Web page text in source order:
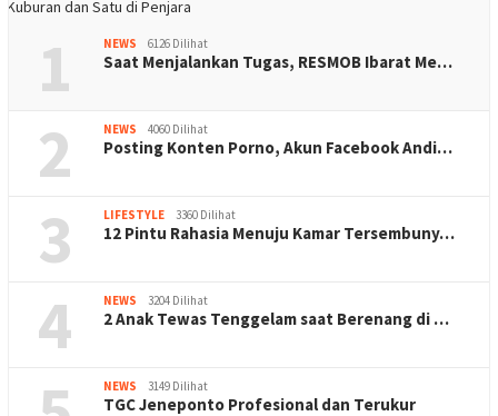
1 NEWS 6126 Dilihat
Saat Menjalankan Tugas, RESMOB Ibarat Me…
2 NEWS 4060 Dilihat
Posting Konten Porno, Akun Facebook Andi…
3 LIFESTYLE 3360 Dilihat
12 Pintu Rahasia Menuju Kamar Tersembuny…
4 NEWS 3204 Dilihat
2 Anak Tewas Tenggelam saat Berenang di …
NEWS 3149 Dilihat
TGC Jeneponto Profesional dan Terukur